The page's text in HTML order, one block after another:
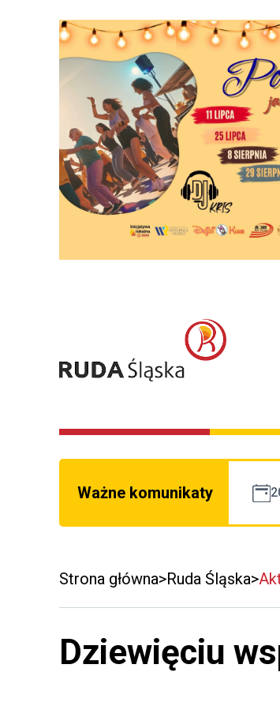
Ważne komunikaty
Strona główna Ruda Śląska
Dziewięciu